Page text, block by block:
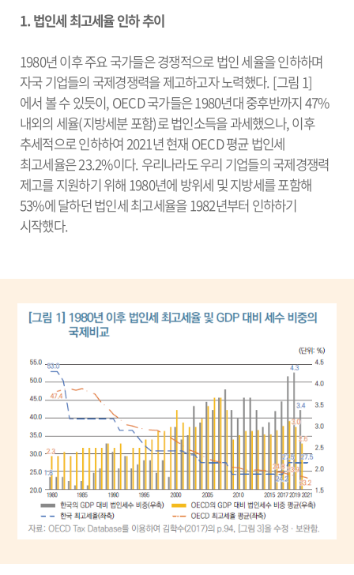
1. 법인세 최고세율 인하 추이
1980년 이후 주요 국가들은 경쟁적으로 법인 세율을 인하하며
자국 기업들의 국제경쟁력을 제고하고자 노력했다. [그림 1]
에서 볼 수 있듯이, OECD 국가들은 1980년대 중후반까지 47%
내외의 세율(지방세분 포함)로 법인소득을 과세했으나, 이후
추세적으로 인하하여 2021년 현재 OECD 평균 법인세
최고세율은 23.2%이다. 우리나라도 우리 기업들의 국제경쟁력
제고를 지원하기 위해 1980년에 방위세 및 지방세를 포함해
53%에 달하던 법인세 최고세율을 1982년부터 인하하기
시작했다.